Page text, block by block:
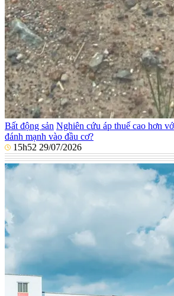
Bất động sản Nghiên cứu áp thuế cao hơn
đánh mạnh vào đầu cơ?
15h52 29/07/2026